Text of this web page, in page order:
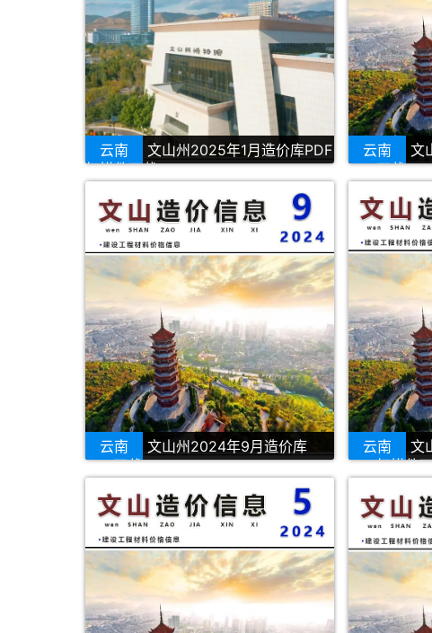
云南
文山州2025年1月造价库PDF
扫描件下载
云南
文
PDF下载
云南
文山州2024年9月造价库
PDF下载
云南
文
PDF扫描件